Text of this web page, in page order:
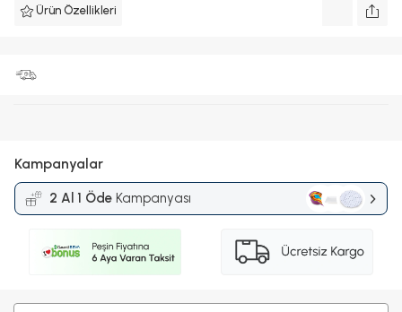
Ürün Özellikleri
Kampanyalar
2 Al 1 Öde Kampanyası